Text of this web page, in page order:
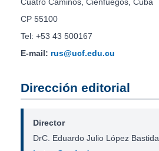
CP 55100
Tel: +53 43 500167
E-mail: rus@ucf.edu.cu
Dirección editorial
Director
DrC. Eduardo Julio López Bastida